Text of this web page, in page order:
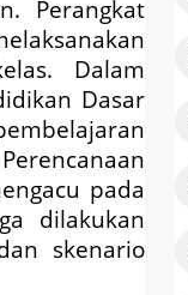
Perangkat
Dalam
Dasar
pada
dilakukan
skenario